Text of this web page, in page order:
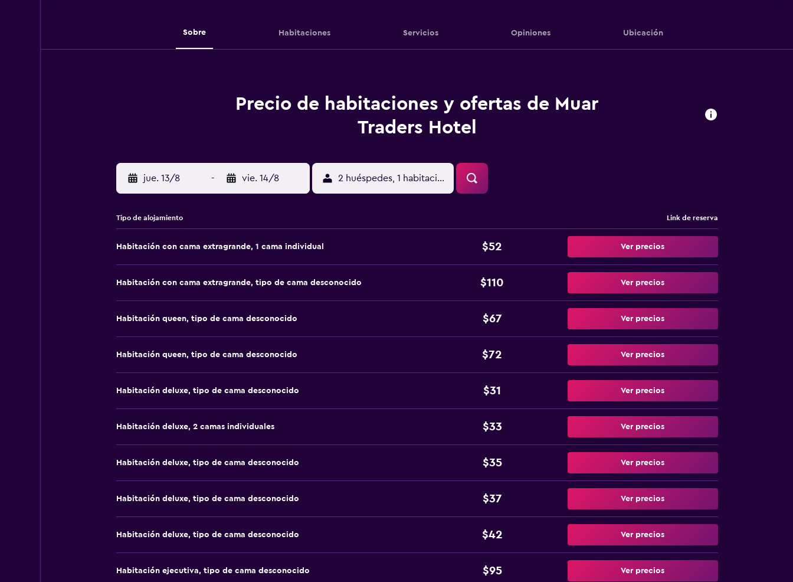
Sobre Habitaciones Servicios Opiniones Ubicación
Precio de habitaciones y ofertas de Muar
Traders Hotel
jue. 13/8 - vie. 14/8 2 huéspedes, 1 habitación
Tipo de alojamiento Link de reserva
Habitación con cama extragrande, 1 cama individual $52 Ver precios
Habitación con cama extragrande, tipo de cama desconocido $110 Ver precios
Habitación queen, tipo de cama desconocido $67 Ver precios
Habitación queen, tipo de cama desconocido $72 Ver precios
Habitación deluxe, tipo de cama desconocido $31 Ver precios
Habitación deluxe, 2 camas individuales $33 Ver precios
Habitación deluxe, tipo de cama desconocido $35 Ver precios
Habitación deluxe, tipo de cama desconocido $37 Ver precios
Habitación deluxe, tipo de cama desconocido $42 Ver precios
Habitación ejecutiva, tipo de cama desconocido $95 Ver precios